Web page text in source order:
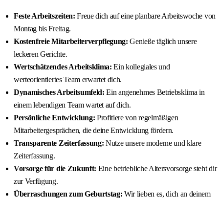
Feste Arbeitszeiten: Freue dich auf eine planbare Arbeitswoche von
Montag bis Freitag.
Kostenfreie Mitarbeiterverpflegung: Genieße täglich unsere
leckeren Gerichte.
Wertschätzendes Arbeitsklima: Ein kollegiales und
werteorientiertes Team erwartet dich.
Dynamisches Arbeitsumfeld: Ein angenehmes Betriebsklima in
einem lebendigen Team wartet auf dich.
Persönliche Entwicklung: Profitiere von regelmäßigen
Mitarbeitergesprächen, die deine Entwicklung fördern.
Transparente Zeiterfassung: Nutze unsere moderne und klare
Zeiterfassung.
Vorsorge für die Zukunft: Eine betriebliche Altersvorsorge steht dir
zur Verfügung.
Überraschungen zum Geburtstag: Wir lieben es, dich an deinem